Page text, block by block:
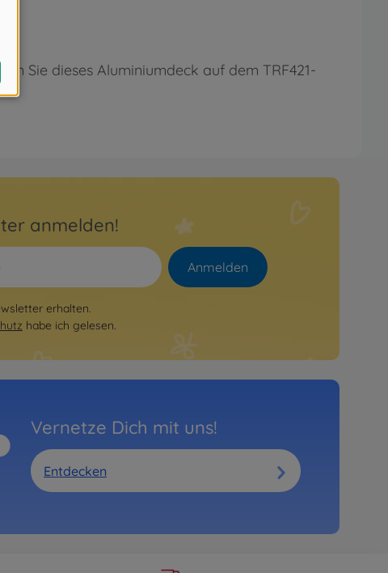
Sie dieses Aluminiumdeck auf dem TRF421-
anmelden!
Anmelden
erhalten.
habe ich gelesen.
Vernetze Dich mit uns!
Entdecken